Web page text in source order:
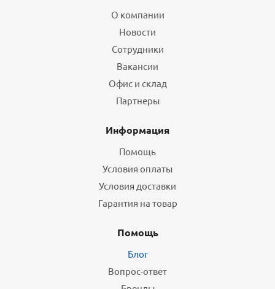
О компании
Новости
Сотрудники
Вакансии
Офис и склад
Партнеры
Информация
Помощь
Условия оплаты
Условия доставки
Гарантия на товар
Помощь
Блог
Вопрос-ответ